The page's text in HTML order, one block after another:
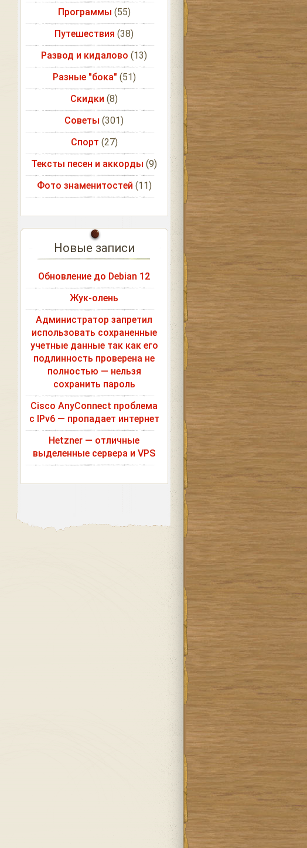
Программы (55)
Путешествия (38)
Развод и кидалово (13)
Разные "бока" (51)
Скидки (8)
Советы (301)
Спорт (27)
Тексты песен и аккорды (9)
Фото знаменитостей (11)
Новые записи
Обновление до Debian 12
Жук-олень
Администратор запретил
использовать сохраненные
учетные данные так как его
подлинность проверена не
полностью — нельзя
сохранить пароль
Cisco AnyConnect проблема
с IPv6 — пропадает интернет
Hetzner — отличные
выделенные сервера и VPS